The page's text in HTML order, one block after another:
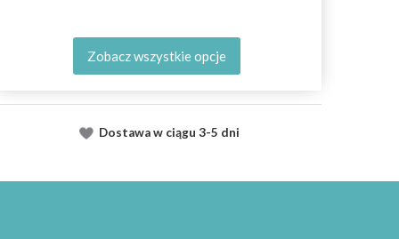
Zobacz wszystkie opcje
Dostawaw ciągu 3-5 dni